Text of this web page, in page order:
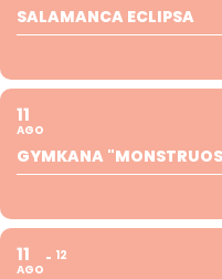
SALAMANCA ECLIPSA
11
AGO
GYMKANA
11
AGO
12